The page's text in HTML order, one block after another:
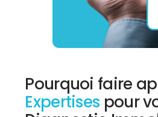
Pourquoi faire
Expertises pour